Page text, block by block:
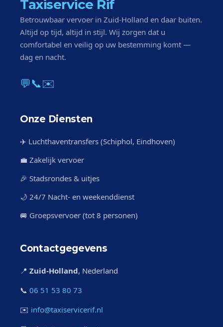
Taxiservice Rif
Betrouwbaar vervoer in Zuid-Holland en daar buiten.
Altijd op tijd, altijd in stijl. Wij zorgen dat u
comfortabel en veilig op uw bestemming komt —
dag en nacht.
💬📞✉️
Onze Diensten
✈️ Luchthaventransfers (Schiphol, Eindhoven)
💼 Zakelijk vervoer
🎉 Stadsrondes & uitjes
🌙 24/7 Nacht- en weekenddienst
🚐 Groepsvervoer (tot 8 personen)
Contactgegevens
📍 Zuid-Holland, Nederland
📞 06 51 53 80 73
✉️ info@taxiservicerif.nl